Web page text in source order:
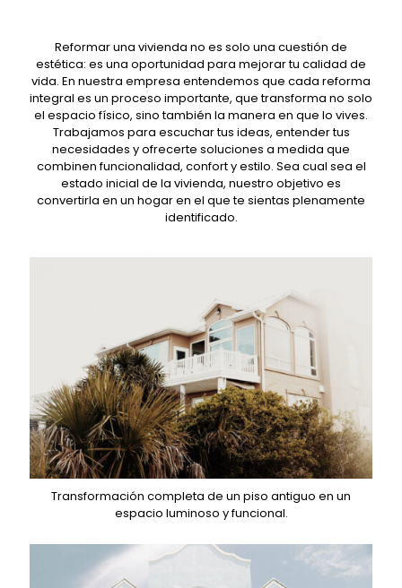
Reformar una vivienda no es solo una cuestión de
estética: es una oportunidad para mejorar tu calidad de
vida. En nuestra empresa entendemos que cada reforma
integral es un proceso importante, que transforma no solo
el espacio físico, sino también la manera en que lo vives.
Trabajamos para escuchar tus ideas, entender tus
necesidades y ofrecerte soluciones a medida que
combinen funcionalidad, confort y estilo. Sea cual sea el
estado inicial de la vivienda, nuestro objetivo es
convertirla en un hogar en el que te sientas plenamente
identificado.
Transformación completa de un piso antiguo en un
espacio luminoso y funcional.